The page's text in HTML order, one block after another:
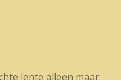
lente alleen maar